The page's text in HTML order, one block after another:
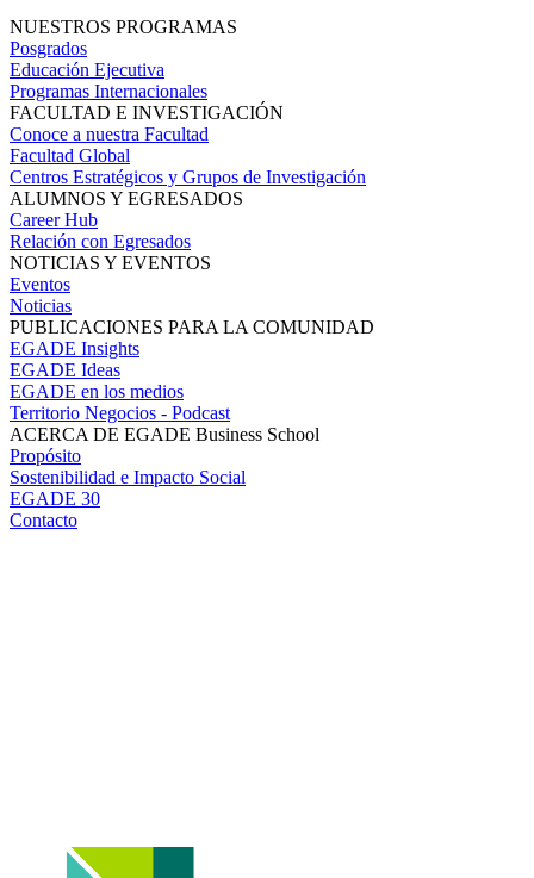
NUESTROS PROGRAMAS
Posgrados
Educación Ejecutiva
Programas Internacionales
FACULTAD E INVESTIGACIÓN
Conoce a nuestra Facultad
Facultad Global
Centros Estratégicos y Grupos de Investigación
ALUMNOS Y EGRESADOS
Career Hub
Relación con Egresados
NOTICIAS Y EVENTOS
Eventos
Noticias
PUBLICACIONES PARA LA COMUNIDAD
EGADE Insights
EGADE Ideas
EGADE en los medios
Territorio Negocios - Podcast
ACERCA DE EGADE Business School
Propósito
Sostenibilidad e Impacto Social
EGADE 30
Contacto